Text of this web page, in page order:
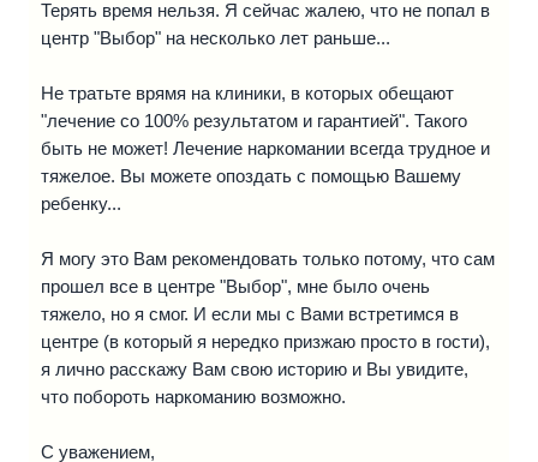
Терять время нельзя. Я сейчас жалею, что не попал в
центр "Выбор" на несколько лет раньше...
Не тратьте врямя на клиники, в которых обещают
"лечение со 100% результатом и гарантией". Такого
быть не может! Лечение наркомании всегда трудное и
тяжелое. Вы можете опоздать с помощью Вашему
ребенку...
Я могу это Вам рекомендовать только потому, что сам
прошел все в центре "Выбор", мне было очень
тяжело, но я смог. И если мы с Вами встретимся в
центре (в который я нередко призжаю просто в гости),
я лично расскажу Вам свою историю и Вы увидите,
что побороть наркоманию возможно.
С уважением,